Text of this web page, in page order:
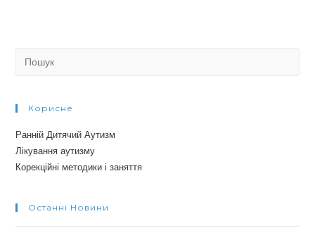
Корисне
Ранній Дитячий Аутизм
Лікування аутизму
Корекційні методики і заняття
Останні Новини